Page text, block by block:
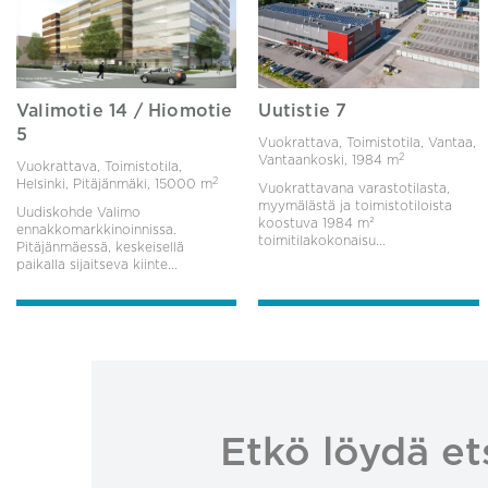
Valimotie 14 / Hiomotie
5
Vuokrattava, Toimistotila,
Helsinki, Pitäjänmäki, 15000 m2
Uudiskohde Valimo
ennakkomarkkinoinnissa.
Pitäjänmäessä, keskeisellä
paikalla sijaitseva kiinte...
Uutistie 7
Vuokrattava, Toimistotila, Vantaa,
Vantaankoski,1984 m2
Vuokrattavana varastotilasta,
myymälästä ja toimistotiloista
koostuva 1984 m²
toimitilakokonaisu...
Etkö löydä